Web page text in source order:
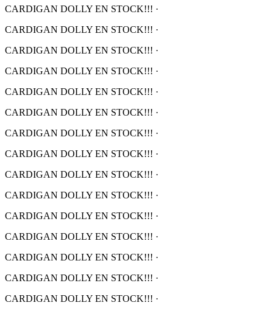
CARDIGAN DOLLY EN STOCK!!! ·
CARDIGAN DOLLY EN STOCK!!! ·
CARDIGAN DOLLY EN STOCK!!! ·
CARDIGAN DOLLY EN STOCK!!! ·
CARDIGAN DOLLY EN STOCK!!! ·
CARDIGAN DOLLY EN STOCK!!! ·
CARDIGAN DOLLY EN STOCK!!! ·
CARDIGAN DOLLY EN STOCK!!! ·
CARDIGAN DOLLY EN STOCK!!! ·
CARDIGAN DOLLY EN STOCK!!! ·
CARDIGAN DOLLY EN STOCK!!! ·
CARDIGAN DOLLY EN STOCK!!! ·
CARDIGAN DOLLY EN STOCK!!! ·
CARDIGAN DOLLY EN STOCK!!! ·
CARDIGAN DOLLY EN STOCK!!! ·